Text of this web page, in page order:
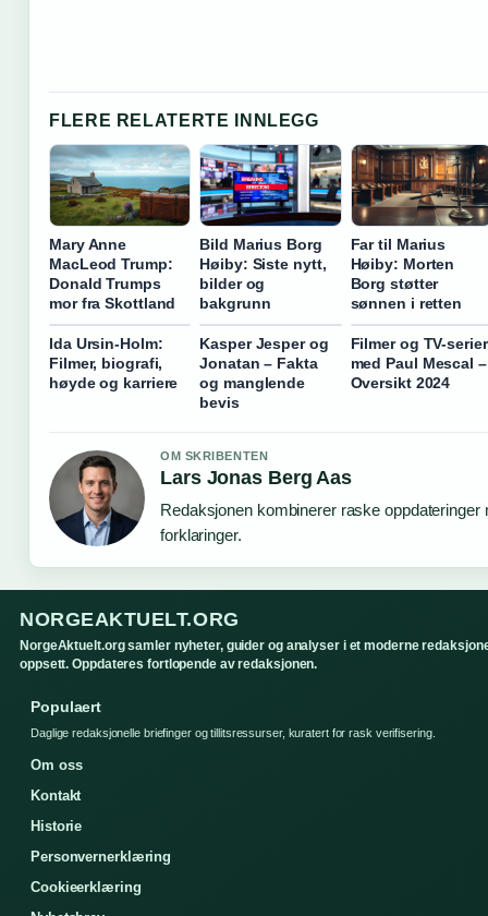
FLERE RELATERTE INNLEGG
Mary Anne
MacLeod Trump:
Donald Trumps
mor fra Skottland
Bild Marius Borg
Høiby: Siste nytt,
bilder og
bakgrunn
Far til Marius
Høiby: Morten
Borg støtter
sønnen i retten
Ida Ursin-Holm:
Filmer, biografi,
høyde og karriere
Kasper Jesper og
Jonatan – Fakta
og manglende
bevis
Filmer og TV-serier
med Paul Mescal –
Oversikt 2024
OM SKRIBENTEN
Lars Jonas Berg Aas
Redaksjonen kombinerer raske oppdateringer
forklaringer.
NORGEAKTUELT.ORG
NorgeAktuelt.org samler nyheter, guider og analyser i et moderne
oppsett. Oppdateres fortlopende av redaksjonen.
Populaert
Daglige redaksjonelle briefinger og tillitsressurser, kuratert for rask verifisering.
Om oss
Kontakt
Historie
Personvernerklæring
Cookieerklæring